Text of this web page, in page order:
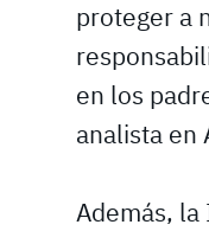
proteger a
en los
analista en
Además,